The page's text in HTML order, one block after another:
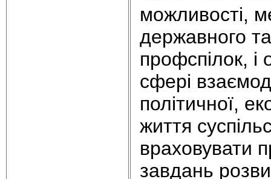
можливості,
державного
профспілок, і
сфері
політичної,
життя
враховувати
завдань